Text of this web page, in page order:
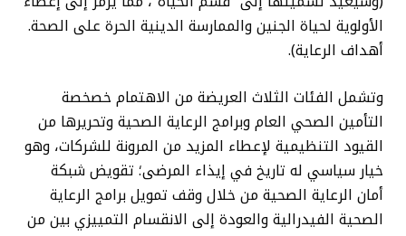
الأولوية لحياة الجنين والممارسة الدينية الحرة على الصحة.
أهداف الرعاية).
وتشمل الفئات الثلاث العريضة من الاهتمام خصخصة
التأمين الصحي العام وبرامج الرعاية الصحية وتحريرها من
القيود التنظيمية لإعطاء المزيد من المرونة للشركات، وهو
خيار سياسي له تاريخ في إيذاء المرضى؛ تقويض شبكة
أمان الرعاية الصحية من خلال وقف تمويل برامج الرعاية
الصحية الفيدرالية والعودة إلى الانقسام التمييزي بين من